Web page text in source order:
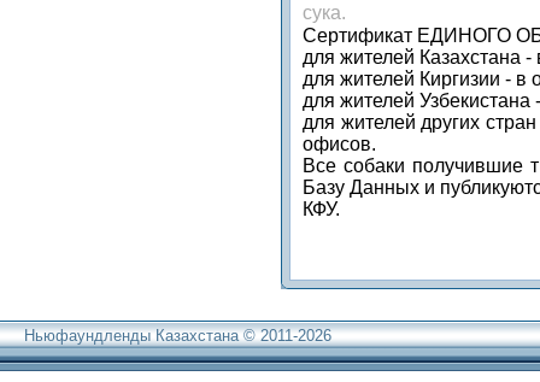
сука.
Сертификат ЕДИНОГО
для жителей Казахстана
для жителей Киргизии -
для жителей
для жителей других
офисов.
Все собаки получившие
Базу Данных и
КФУ.
Ньюфаундленды Казахстана © 2011-2026